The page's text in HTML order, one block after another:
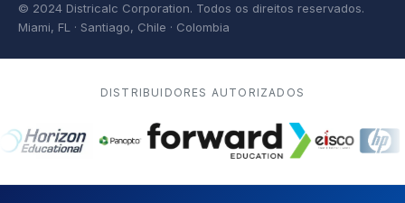
© 2024 Districalc Corporation. Todos os direitos reservados.
Miami, FL · Santiago, Chile · Colombia
DISTRIBUIDORES AUTORIZADOS